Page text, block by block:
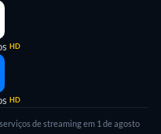
HD
HD
de streaming em 1 de agosto